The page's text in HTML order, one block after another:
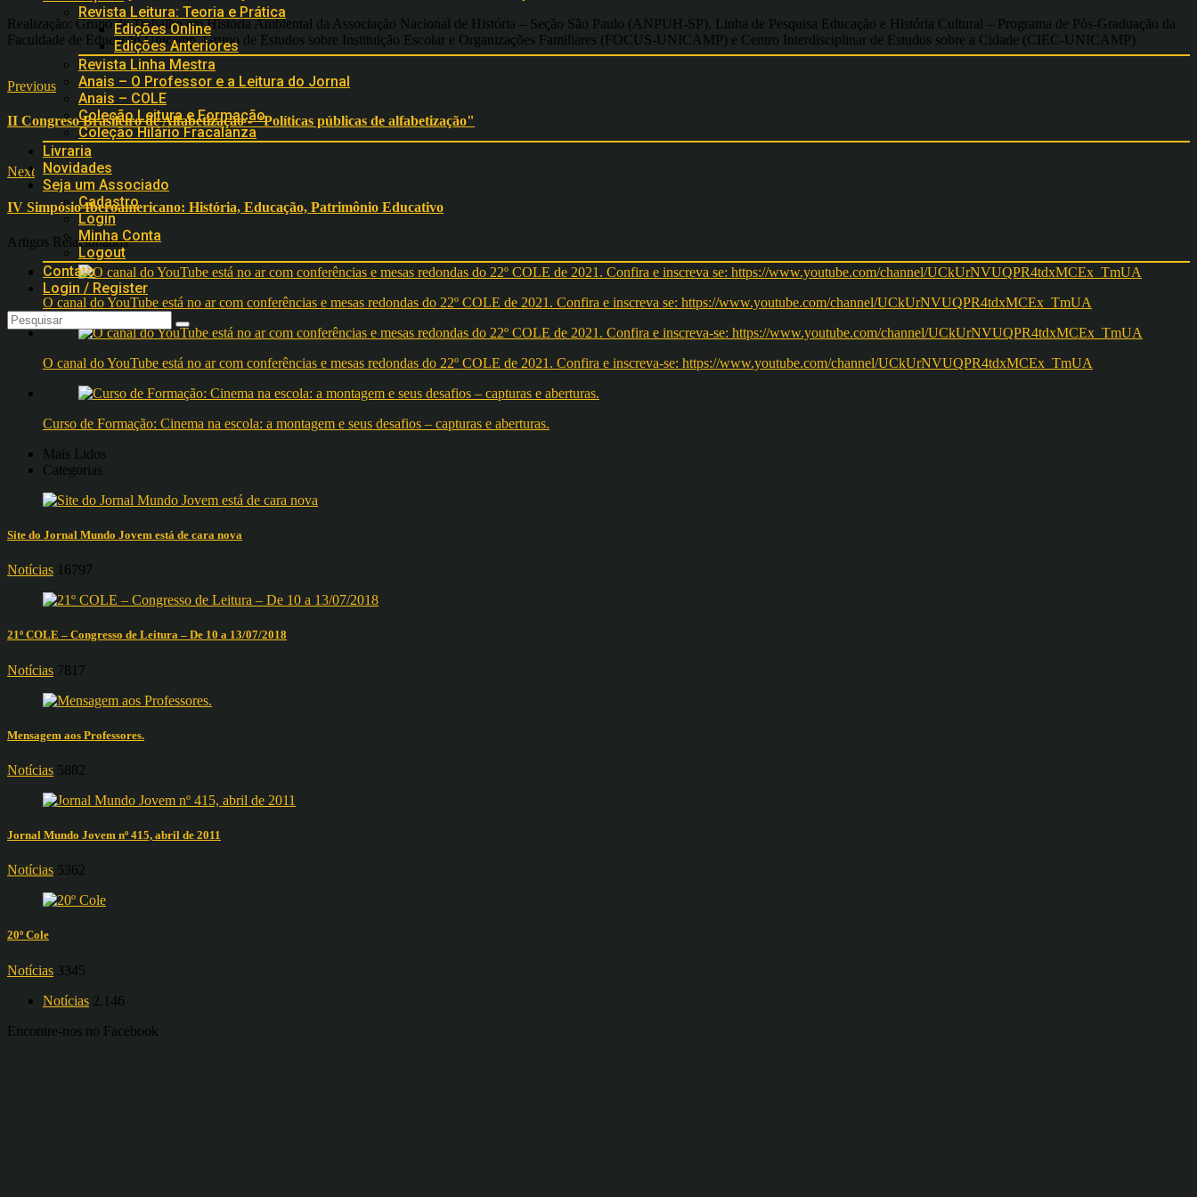
Revista Leitura: Teoria e Prática
Edições Online
Edições Anteriores
Revista Linha Mestra
Anais – O Professor e a Leitura do Jornal
Anais – COLE
Coleção Leitura e Formação
Coleção Hilário Fracalanza
Livraria
Novidades
Seja um Associado
Cadastro
Login
Minha Conta
Logout
Contato
Login / Register
Realização: Grupo de Trabalho em História Ambiental da Associação Nacional de História – Seção São Paulo (ANPUH-SP), Linha de Pesquisa Educação e História Cultural – Programa de Pós-Graduação da
Faculdade de Educação Unicamp, Grupo de Estudos sobre Instituição Escolar e Organizações Familiares (FOCUS-UNICAMP) e Centro Interdisciplinar de Estudos sobre a Cidade (CIEC-UNICAMP)
Previous
II Congreso Brasileiro de Alfabetização - "Políticas públicas de alfabetização"
Next
IV Simpósio Iberoamericano: História, Educação, Patrimônio Educativo
Artigos Relacionados
O canal do YouTube está no ar com conferências e mesas redondas do 22º COLE de 2021. Confira e inscreva se: https://www.youtube.com/channel/UCkUrNVUQPR4tdxMCEx_TmUA
O canal do YouTube está no ar com conferências e mesas redondas do 22º COLE de 2021. Confira e inscreva-se: https://www.youtube.com/channel/UCkUrNVUQPR4tdxMCEx_TmUA
Curso de Formação: Cinema na escola: a montagem e seus desafios – capturas e aberturas.
Mais Lidos
Categorias
Site do Jornal Mundo Jovem está de cara nova
Notícias 16797
21º COLE – Congresso de Leitura – De 10 a 13/07/2018
Notícias 7817
Mensagem aos Professores.
Notícias 5882
Jornal Mundo Jovem nº 415, abril de 2011
Notícias 5362
20º Cole
Notícias 3345
Notícias 2.146
Encontre-nos no Facebook